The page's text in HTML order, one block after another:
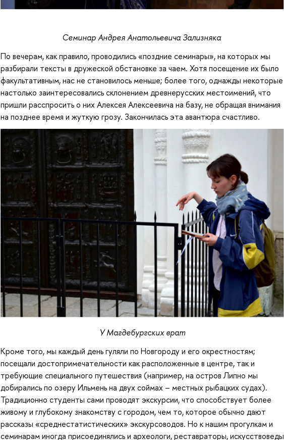
Семинар Андрея Анатольевича Зализняка
По вечерам, как правило, проводились «поздние семинары», на которых мы
разбирали тексты в дружеской обстановке за чаем. Хотя посещение их было
факультативным, нас не становилось меньше; более того, однажды некоторые
настолько заинтересовались склонением древнерусских местоимений, что
пришли расспросить о них Алексея Алексеевича на базу, не обращая внимания
на позднее время и жуткую грозу. Закончилась эта авантюра счастливо.
У Магдебургских врат
Кроме того, мы каждый день гуляли по Новгороду и его окрестностям;
посещали достопримечательности как расположенные в центре, так и
требующие специального путешествия (например, на остров Липно мы
добирались по озеру Ильмень на двух соймах – местных рыбацких судах).
Традиционно студенты сами проводят экскурсии, что способствует более
живому и глубокому знакомству с городом, чем то, которое обычно дают
рассказы «среднестатистических» экскурсоводов. Но к нашим прогулкам и
семинарам иногда присоединялись и археологи, реставраторы, искусствоведы